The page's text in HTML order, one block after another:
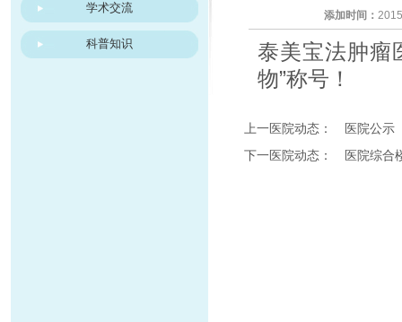
学术交流
科普知识
添加时间：
泰美宝法肿瘤
物”称号！
上一医院动态：
医院公示
下一医院动态：
医院综合